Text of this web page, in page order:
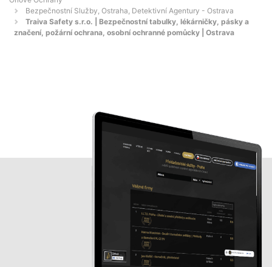
Bezpečnostní Služby, Ostraha, Detektivní Agentury - Ostrava
Traiva Safety s.r.o. | Bezpečnostní tabulky, lékárničky, pásky a
značení, požární ochrana, osobní ochranné pomůcky | Ostrava